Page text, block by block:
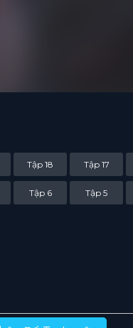
Tập 18 Tập 17
Tập 6 Tập 5